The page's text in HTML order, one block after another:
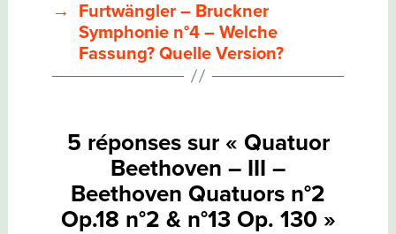
N°13
OP.
130
→
Furtwängler – Bruckner
Symphonie n°4 – Welche
Fassung? Quelle Version?
5 réponses sur « Quatuor
Beethoven – III –
Beethoven Quatuors n°2
Op.18 n°2 & n°13 Op. 130 »